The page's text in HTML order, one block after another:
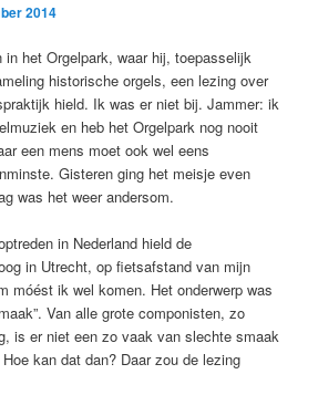
2014
in het Orgelpark, waar hij, toepasselijk
historische orgels, een lezing over
hield. Ik was er niet bij. Jammer: ik
en heb het Orgelpark nog nooit
een mens moet ook wel eens
Gisteren ging het meisje even
was het weer andersom.
in Nederland hield de
in Utrecht, op fietsafstand van mijn
móést ik wel komen. Het onderwerp was
Van alle grote componisten, zo
is er niet een zo vaak van slechte smaak
kan dat dan? Daar zou de lezing